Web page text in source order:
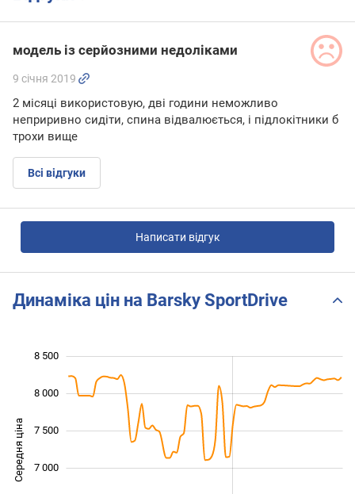
модель із серйозними недоліками
9 січня 2019
2 місяці використовую, дві години неможливо
неприривно сидіти, спина відвалюється, і підлокітники б
трохи вище
Всі відгуки
Написати відгук
Динаміка цін на Barsky SportDrive
Середня ціна 7 000
7 500
8 000
8 500